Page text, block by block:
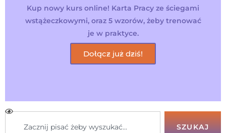
Kup nowy kurs online! Karta Pracy ze ściegami
wstążeczkowymi, oraz 5 wzorów, żeby trenować
je w praktyce.
Dołącz już dziś!
SZUKAJ